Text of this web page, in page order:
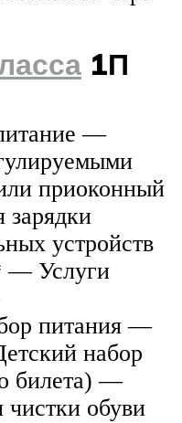
1П
—
приоконный
зарядки
устройств
— Услуги
питания —
набор
билета) —
обуви